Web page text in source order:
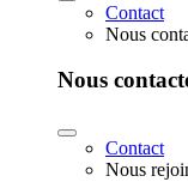
Contact
Nous
Nous
Contact
Nous